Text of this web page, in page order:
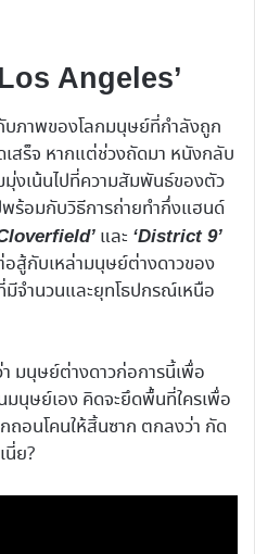
Angeles’
บภาพของโลกมนุษย์ที่กำลังถูก
เสร็จ หากแต่ช่วงถัดมา หนังกลับ
งเน้นไปที่ความสัมพันธ์ของตัว
พร้อมกับวิธีการถ่ายทำกึ่งแฮนด์
และ ‘District 9’
สู้กับเหล่ามนุษย์ต่างดาวของ
จำนวนและยุทโธปกรณ์เหนือ
มนุษย์ต่างดาวก่อการนี้เพื่อ
มนุษย์เอง คิดจะยึดพื้นที่ใครเพื่อ
อนโคนให้สิ้นซาก ตกลงว่า กัด
นี่ย?